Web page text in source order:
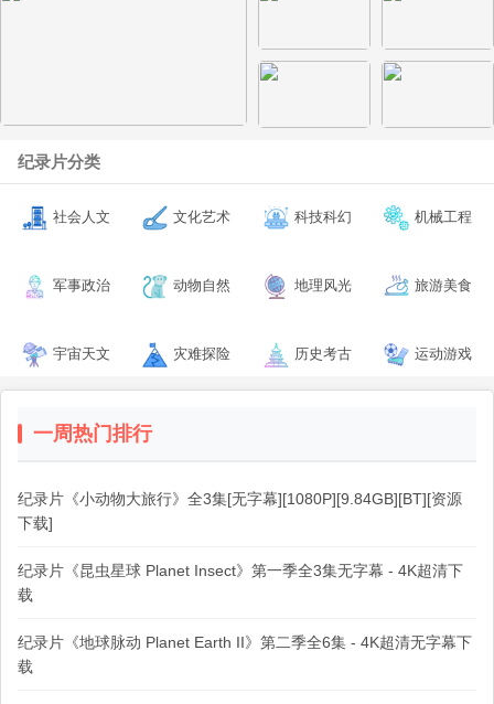
纪录片分类
社会人文 文化艺术 科技科幻 机械工程
军事政治 动物自然 地理风光 旅游美食
宇宙天文 灾难探险 历史考古 运动游戏
一周热门排行
纪录片《小动物大旅行》全3集[无字幕][1080P][9.84GB][BT][资源
下载]
纪录片《昆虫星球 Planet Insect》第一季全3集无字幕 - 4K超清下
载
纪录片《地球脉动 Planet Earth II》第二季全6集 - 4K超清无字幕下
载